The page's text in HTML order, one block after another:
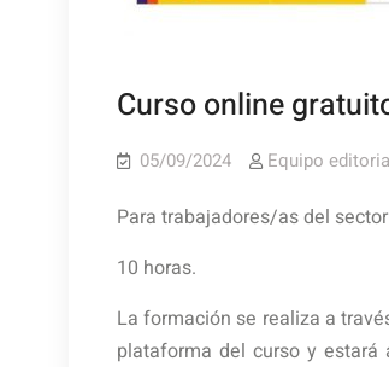
Curso online
05/09/2024 Equipo
Para trabajadores/as del
10 horas.
La formación se realiza a
plataforma del curso y